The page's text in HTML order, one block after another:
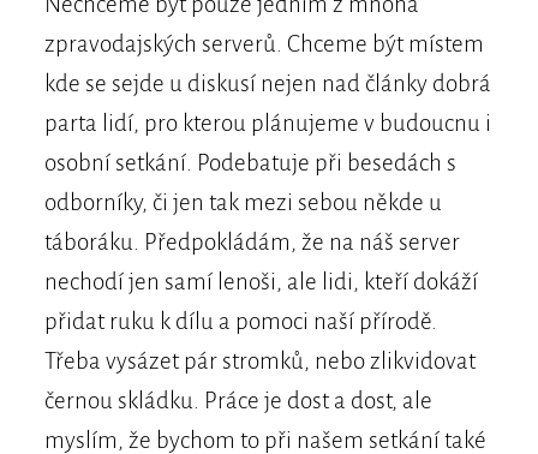
zpravodajských serverů. Chceme být místem
kde se sejde u diskusí nejen nad články dobrá
parta lidí, pro kterou plánujeme v budoucnu i
osobní setkání. Podebatuje při besedách s
odborníky, či jen tak mezi sebou někde u
táboráku. Předpokládám, že na náš server
nechodí jen samí lenoši, ale lidi, kteří dokáží
přidat ruku k dílu a pomoci naší přírodě.
Třeba vysázet pár stromků, nebo zlikvidovat
černou skládku. Práce je dost a dost, ale
myslím, že bychom to při našem setkání také